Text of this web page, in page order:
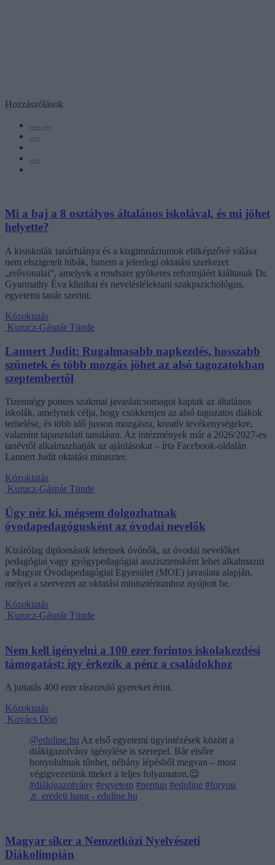
Hozzászólások
Mi a baj a 8 osztályos általános iskolával, és mi jöhet
helyette?
A kisiskolák tanárhiánya és a kisgimnáziumok elitképzővé válása
nem elszigetelt hibák, hanem a jelenlegi oktatási szerkezet
„erővonalai”, amelyek a rendszer gyökeres reformjáért kiáltanak Dr.
Gyarmathy Éva klinikai és neveléslélektani szakpszichológus,
egyetemi tanár szerint.
Közoktatás
Kurucz-Gáspár Tünde
Lannert Judit: Rugalmasabb napkezdés, hosszabb
szünetek és több mozgás jöhet az alsó tagozatokban
szeptembertől
Tizennégy pontos szakmai javaslatcsomagot kaptak az általános
iskolák, amelynek célja, hogy csökkenjen az alsó tagozatos diákok
terhelése, és több idő jusson mozgásra, kreatív tevékenységekre,
valamint tapasztalati tanulásra. Az intézmények már a 2026/2027-es
tanévtől alkalmazhatják az ajánlásokat – írta Facebook-oldalán
Lannert Judit oktatási miniszter.
Közoktatás
Kurucz-Gáspár Tünde
Úgy néz ki, mégsem dolgozhatnak
óvodapedagógusként az óvodai nevelők
Kizárólag diplomások lehetnek óvónők, az óvodai nevelőket
pedagógiai vagy gyógypedagógiai asszisztensként lehet alkalmazni
a Magyar Óvodapedagógiai Egyesület (MOE) javaslata alapján,
melyet a szervezet az oktatási minisztériumhoz nyújtott be.
Közoktatás
Kurucz-Gáspár Tünde
Nem kell igényelni a 100 ezer forintos iskolakezdési
támogatást: így érkezik a pénz a családokhoz
A juttatás 400 ezer rászoruló gyereket érint.
Közoktatás
Kovács Dóri
@eduline.hu Az első egyetemi ügyintézések között a
diákigazolvány igénylése is szerepel. Bár elsőre
bonyolultnak tűnhet, néhány lépésből megvan – most
végigvezetünk titeket a teljes folyamaton.😉
#diákigazolvány #egyetem #neptun #eduline #foryou
♬ eredeti hang - eduline.hu
Magyar siker a Nemzetközi Nyelvészeti
Diákolimpián